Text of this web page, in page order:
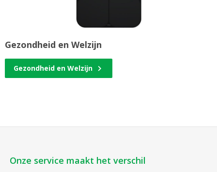
Gezondheid en Welzijn
Gezondheid en Welzijn
Onze service maakt het verschil